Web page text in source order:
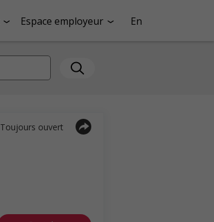
Espace employeur En
Toujours ouvert